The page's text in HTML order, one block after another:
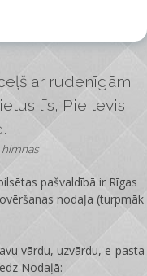
ar rudenīgām
līs, Pie tevis
pašvaldībā ir Rīgas
nodaļa (turpmāk
vārdu, uzvārdu, e-pasta
Nodaļā: